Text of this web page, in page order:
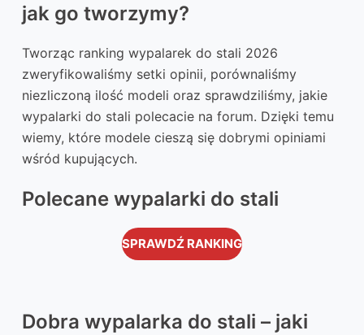
jak go tworzymy?
Tworząc ranking wypalarek do stali 2026
zweryfikowaliśmy setki opinii, porównaliśmy
niezliczoną ilość modeli oraz sprawdziliśmy, jakie
wypalarki do stali polecacie na forum. Dzięki temu
wiemy, które modele cieszą się dobrymi opiniami
wśród kupujących.
Polecane wypalarki do stali
SPRAWDŹ RANKING
Dobra wypalarka do stali – jaki